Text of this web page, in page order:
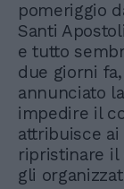
pomeriggio
Santi
e tutto
due giorni
annunciato
impedire il
attribuisce
ripristinare il
gli